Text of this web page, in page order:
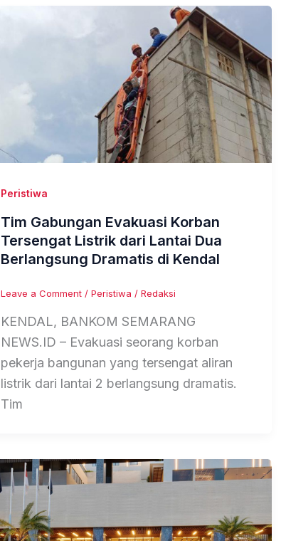
Peristiwa
Tim Gabungan Evakuasi Korban
Tersengat Listrik dari Lantai Dua
Berlangsung Dramatis di Kendal
Leave a Comment / Peristiwa / Redaksi
KENDAL, BANKOM SEMARANG
NEWS.ID – Evakuasi seorang korban
pekerja bangunan yang tersengat aliran
listrik dari lantai 2 berlangsung dramatis.
Tim